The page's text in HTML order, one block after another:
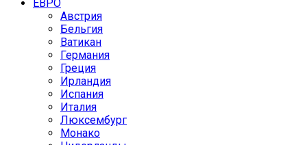
ЕВРО
Австрия
Бельгия
Ватикан
Германия
Греция
Ирландия
Испания
Италия
Люксембург
Монако